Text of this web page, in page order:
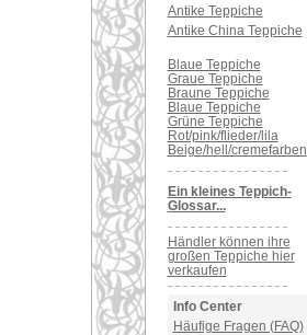
Antike Teppiche
Antike China Teppiche
Blaue Teppiche
Graue Teppiche
Braune Teppiche
Blaue Teppiche
Grüne Teppiche
Rot/pink/flieder/lila
Beige/hell/cremefarben
Ein kleines Teppich-
Glossar...
Händler können ihre
großen Teppiche hier
verkaufen
Info Center
Häufige Fragen (FAQ)